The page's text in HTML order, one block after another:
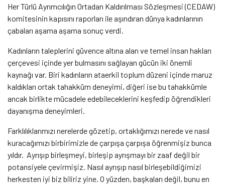
Her Türlü Ayrımcılığın Ortadan Kaldırılması Sözleşmesi (CEDAW)
komitesinin kapısını raporları ile aşındıran dünya kadınlarının
çabaları aşama aşama sonuç verdi.
Kadınların taleplerini güvence altına alan ve temel insan hakları
çerçevesi içinde yer bulmasını sağlayan gücün iki önemli
kaynağı var. Biri kadınların ataerkil toplum düzeni içinde maruz
kaldıkları ortak tahakküm deneyimi, diğeri ise bu tahakkümle
ancak birlikte mücadele edebileceklerini keşfedip öğrendikleri
dayanışma deneyimleri.
Farklılıklarımızı nerelerde gözetip, ortaklığımızı nerede ve nasıl
kuracağımızı birbirimizle de çarpışa çarpışa öğrenmişiz bunca
yıldır. Ayrışıp birleşmeyi, birleşip ayrışmayı bir zaaf değil bir
potansiyele çevirmişiz. Nasıl ayrışıp nasıl birleşebildiğimizi
herkesten iyi biz biliriz yine. O yüzden, başkaları değil, bunu en